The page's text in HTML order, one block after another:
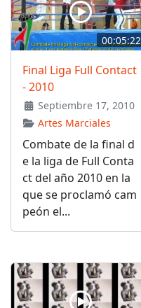
00:05:22
Final Liga Full Contact
- 2010
Septiembre 17, 2010
Artes Marciales
Combate de la final d
e la liga de Full Conta
ct del año 2010 en la
que se proclamó cam
peón el...